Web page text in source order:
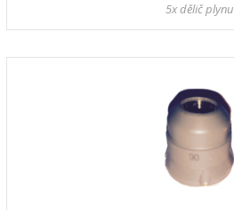
5x dělič plynu